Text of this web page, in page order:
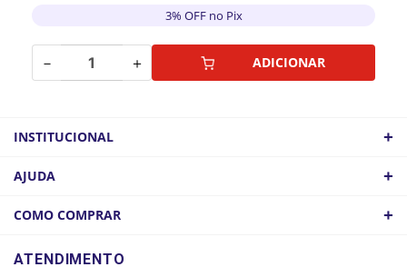
3% OFF no Pix
－ ＋ ADICIONAR
INSTITUCIONAL +
COMO CHEGAR
AJUDA +
COMO COMPRAR +
ATENDIMENTO